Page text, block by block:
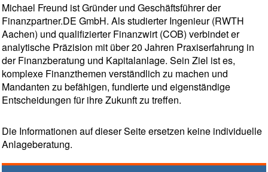
Michael Freund ist Gründer und Geschäftsführer der
Finanzpartner.DE GmbH. Als studierter Ingenieur (RWTH
Aachen) und qualifizierter Finanzwirt (COB) verbindet er
analytische Präzision mit über 20 Jahren Praxiserfahrung in
der Finanzberatung und Kapitalanlage. Sein Ziel ist es,
komplexe Finanzthemen verständlich zu machen und
Mandanten zu befähigen, fundierte und eigenständige
Entscheidungen für ihre Zukunft zu treffen.
Die Informationen auf dieser Seite ersetzen keine individuelle
Anlageberatung.